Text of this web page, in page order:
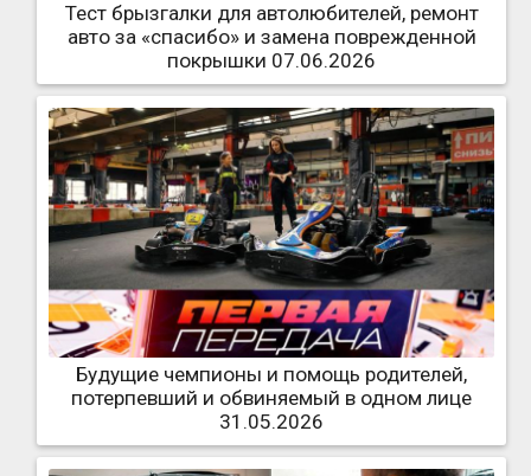
Тест брызгалки для автолюбителей, ремонт
авто за «спасибо» и замена поврежденной
покрышки 07.06.2026
Будущие чемпионы и помощь родителей,
потерпевший и обвиняемый в одном лице
31.05.2026